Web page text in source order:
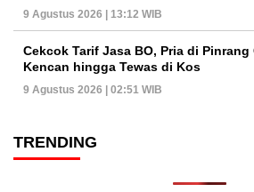
9 Agustus 2026 | 13:12 WIB
Cekcok Tarif Jasa BO, Pria di Pinrang
Kencan hingga Tewas di Kos
9 Agustus 2026 | 02:51 WIB
TRENDING